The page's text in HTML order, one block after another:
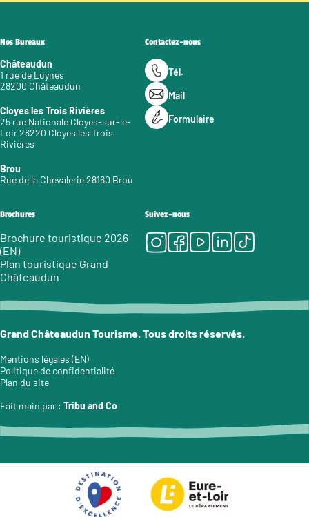
Nos Bureaux
Châteaudun
1 rue de Luynes
28200 Châteaudun
Cloyes les Trois Rivières
25 rue Nationale Cloyes-sur-le-
Loir 28220 Cloyes les Trois
Rivières
Brou
Rue de la Chevalerie 28160 Brou
Contactez-nous
Tél.
Mail
Formulaire
Brochures
Brochure touristique 2026
(EN)
Plan touristique Grand
Châteaudun
Suivez-nous
Instagram
Facebook
Youtube
LinkedIn
Tiktok
Grand Châteaudun Tourisme. Tous droits réservés.
Mentions légales (EN)
Politique de confidentialité
Plan du site
Fait main par : Tribu and Co